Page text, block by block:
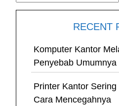
RECENT
Komputer Kantor
Penyebab Umumnya
Printer Kantor
Cara Mencegahnya